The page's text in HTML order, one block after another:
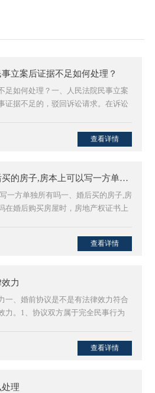
立案后证据不足如何处理？
足如何处理？一、人民法院民事立案
证据不足的，驳回诉讼请求。在诉讼
查看详情
昆明市私家侦探：婚后买的房子,房本上可以写一方单独所有吗
一方单独所有吗一、婚后买的房子,房
在婚后购买房屋时，房地产权证书上
查看详情
力
一、婚前协议是不是有法律效力符合
力。1、协议双方属于完全民事行为
查看详情
理